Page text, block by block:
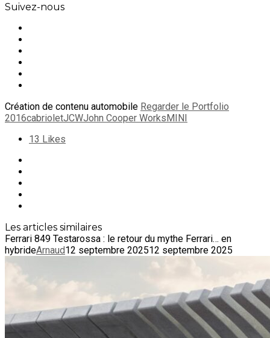
Suivez-nous
Création de contenu automobile Regarder le Portfolio
2016cabrioletJCWJohn Cooper WorksMINI
13 Likes
Les articles similaires
Ferrari 849 Testarossa : le retour du mythe Ferrari… en
hybrideArnaud12 septembre 202512 septembre 2025